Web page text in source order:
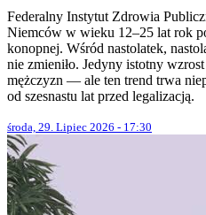
Federalny Instytut Zdrowia
Niemców w wieku 12–25 lat rok
konopnej. Wśród nastolatek,
nie zmieniło. Jedyny istotny
mężczyzn — ale ten trend trwa
od szesnastu lat przed legalizacją.
środa, 29. Lipiec 2026 - 17:30